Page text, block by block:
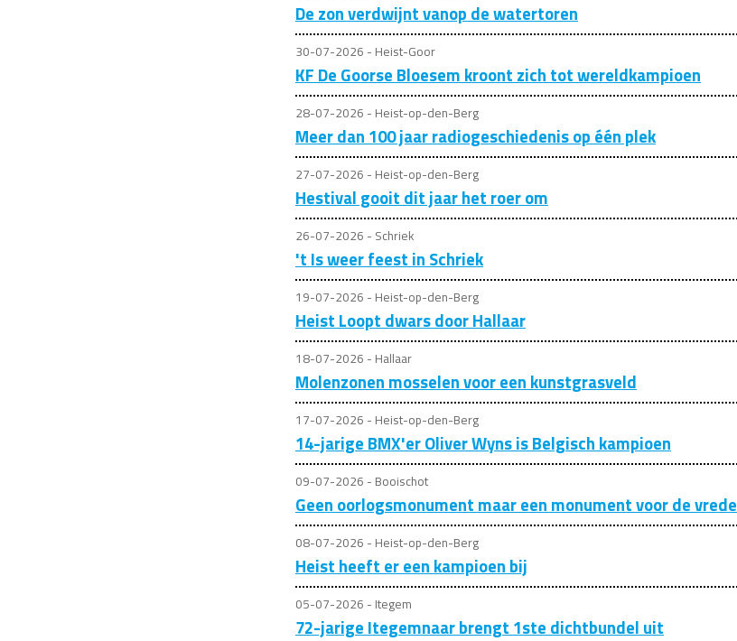
De zon verdwijnt vanop de watertoren
30-07-2026 - Heist-Goor
KF De Goorse Bloesem kroont zich tot wereldkampioen
28-07-2026 - Heist-op-den-Berg
Meer dan 100 jaar radiogeschiedenis op één plek
27-07-2026 - Heist-op-den-Berg
Hestival gooit dit jaar het roer om
26-07-2026 - Schriek
't Is weer feest in Schriek
19-07-2026 - Heist-op-den-Berg
Heist Loopt dwars door Hallaar
18-07-2026 - Hallaar
Molenzonen mosselen voor een kunstgrasveld
17-07-2026 - Heist-op-den-Berg
14-jarige BMX'er Oliver Wyns is Belgisch kampioen
09-07-2026 - Booischot
Geen oorlogsmonument maar een monument voor de vrede
08-07-2026 - Heist-op-den-Berg
Heist heeft er een kampioen bij
05-07-2026 - Itegem
72-jarige Itegemnaar brengt 1ste dichtbundel uit